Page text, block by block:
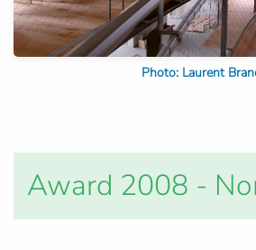
Photo: Laurent
Award 2008 -